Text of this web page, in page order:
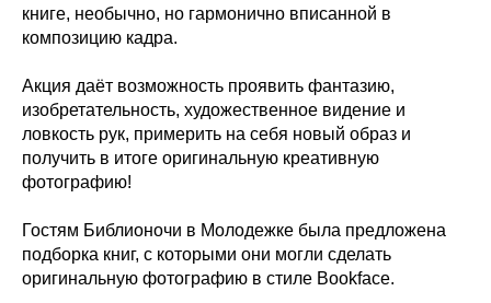
книге, необычно, но гармонично вписанной в
композицию кадра.
Акция даёт возможность проявить фантазию,
изобретательность, художественное видение и
ловкость рук, примерить на себя новый образ и
получить в итоге оригинальную креативную
фотографию!
Гостям Библионочи в Молодежке была предложена
подборка книг, с которыми они могли сделать
оригинальную фотографию в стиле Bookface.